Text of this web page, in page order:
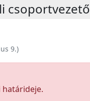
csoportvezető
9.)
határideje.